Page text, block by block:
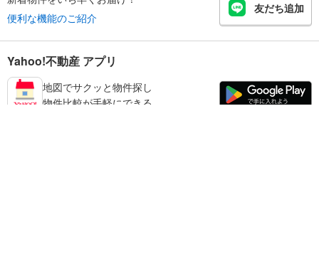
便利な機能のご紹介
友だち追加
Yahoo!不動産 アプリ
地図でサクッと物件探し
物件比較が手軽にできる